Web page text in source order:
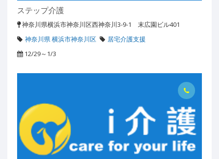
ステップ介護
神奈川県横浜市神奈川区西神奈川3-9-1 末広園ビル401
神奈川県 横浜市神奈川区
居宅介護支援
12/29～1/3